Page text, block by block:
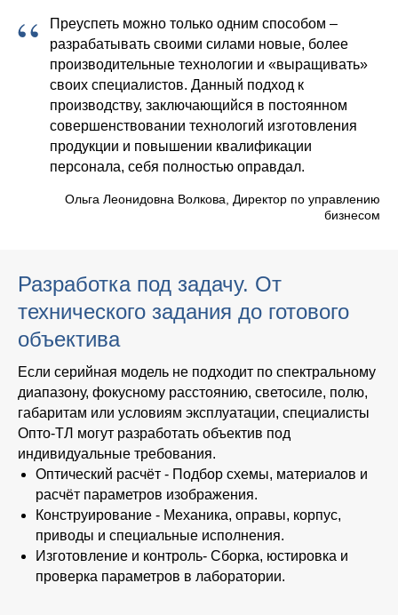
“
Преуспеть можно только одним способом –
разрабатывать своими силами новые, более
производительные технологии и «выращивать»
своих специалистов. Данный подход к
производству, заключающийся в постоянном
совершенствовании технологий изготовления
продукции и повышении квалификации
персонала, себя полностью оправдал.
Ольга Леонидовна Волкова,
Директор по управлению
бизнесом
Разработка под задачу. От
технического задания до готового
объектива
Если серийная модель не подходит по спектральному
диапазону, фокусному расстоянию, светосиле, полю,
габаритам или условиям эксплуатации, специалисты
Опто-ТЛ могут разработать объектив под
индивидуальные требования.
Оптический расчёт - Подбор схемы, материалов и
расчёт параметров изображения.
Конструирование - Механика, оправы, корпус,
приводы и специальные исполнения.
Изготовление и контроль- Сборка, юстировка и
проверка параметров в лаборатории.